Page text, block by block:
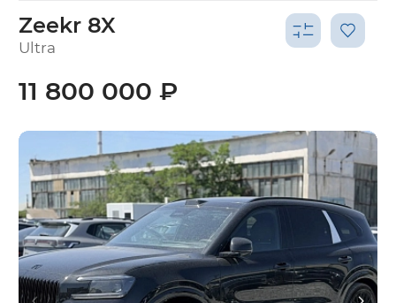
Zeekr 8X
Ultra
11 800 000 ₽